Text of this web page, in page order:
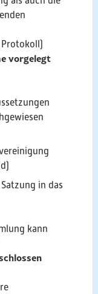
vorgelegt
in das
kann